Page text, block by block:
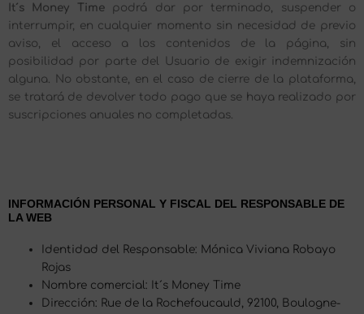
It´s Money Timepodrá dar por terminado, suspender o
interrumpir, en cualquier momento sin necesidad de previo
aviso, el acceso a los contenidos de la página, sin
posibilidad por parte del Usuario de exigir indemnización
alguna. No obstante, en el caso de cierre de la plataforma,
se tratará de devolver todo pago que se haya realizado por
suscripciones anuales no completadas.
INFORMACIÓN PERSONAL Y FISCAL DEL RESPONSABLE DE
LA WEB
Identidad del Responsable: Mónica Viviana Robayo
Rojas
Nombre comercial: It´s Money Time
Dirección: Rue de la Rochefoucauld, 92100, Boulogne-